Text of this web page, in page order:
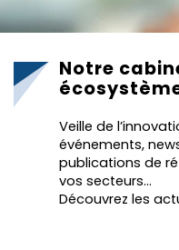
Notre
Veille de
événements,
publications de
vos secteurs…
Découvrez les